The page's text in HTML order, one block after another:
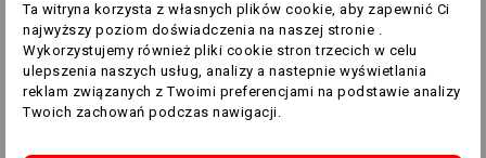
charakteryzuje się niezawodnym, bardzo stonowanym
odbiciem, co ułatwia jej opanowanie. Wentyl Double-
Lock zapewnia piłce wysoką szczelność.
Waga - 350-370 gram.
Ta witryna korzysta z własnych plików cookie, aby zapewnić Ci
najwyższy poziom doświadczenia na naszej stronie .
Wykorzystujemy również pliki cookie stron trzecich w celu
ulepszenia naszych usług, analizy a nastepnie wyświetlania
reklam związanych z Twoimi preferencjami na podstawie analizy
Twoich zachowań podczas nawigacji.